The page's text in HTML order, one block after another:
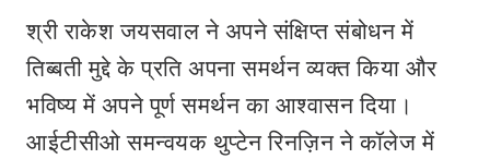
श्री राकेश जयसवाल ने अपने संक्षिप्त संबोधन में
तिब्बती मुद्दे के प्रति अपना समर्थन व्यक्त किया और
भविष्य में अपने पूर्ण समर्थन का आश्वासन दिया।
आईटीसीओ समन्वयक थुप्टेन रिनज़िन ने कॉलेज में